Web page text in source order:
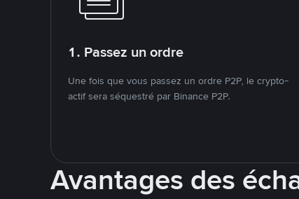
1. Passez un ordre
Une fois que vous passez un ordre P2P, le crypto-
actif sera séquestré par Binance P2P.
Avantages des